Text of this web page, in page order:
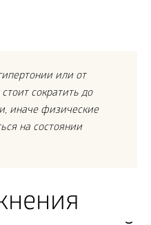
или от
сократить до
иначе физические
на состоянии